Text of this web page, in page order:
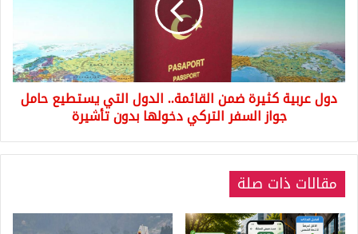
الجنسية
القائمة..
الدول
التي
يستطيع
حامل
جواز
السفر
دخولها
تأشيرة
دول عربية كثيرة ضمن القائمة.. الدول التي يستطيع حامل
جواز السفر التركي دخولها بدون تأشيرة
مقالات ذات صلة